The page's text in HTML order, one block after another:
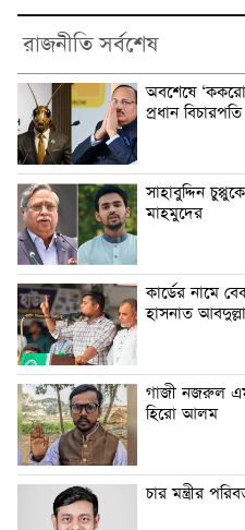
রাজনীতি সর্বশেষ
অবশেষে
প্রধান বিচারপতি
সাহাবুদ্দিন
মাহমুদের
কার্ডের নামে
হাসনাত
গাজী নজরুল
হিরো আলম
চার মন্ত্রীর